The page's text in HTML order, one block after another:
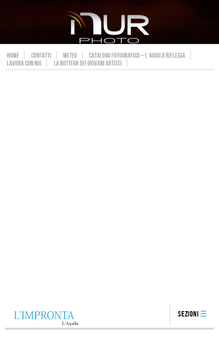
HOME CONTATTI METEO
CATALOGO FOTOGRAFICO – L’AQUILA RIFLESSA
LAVORA CON NOI
LA BOTTEGA DEI GIOVANI ARTISTI
Sezioni